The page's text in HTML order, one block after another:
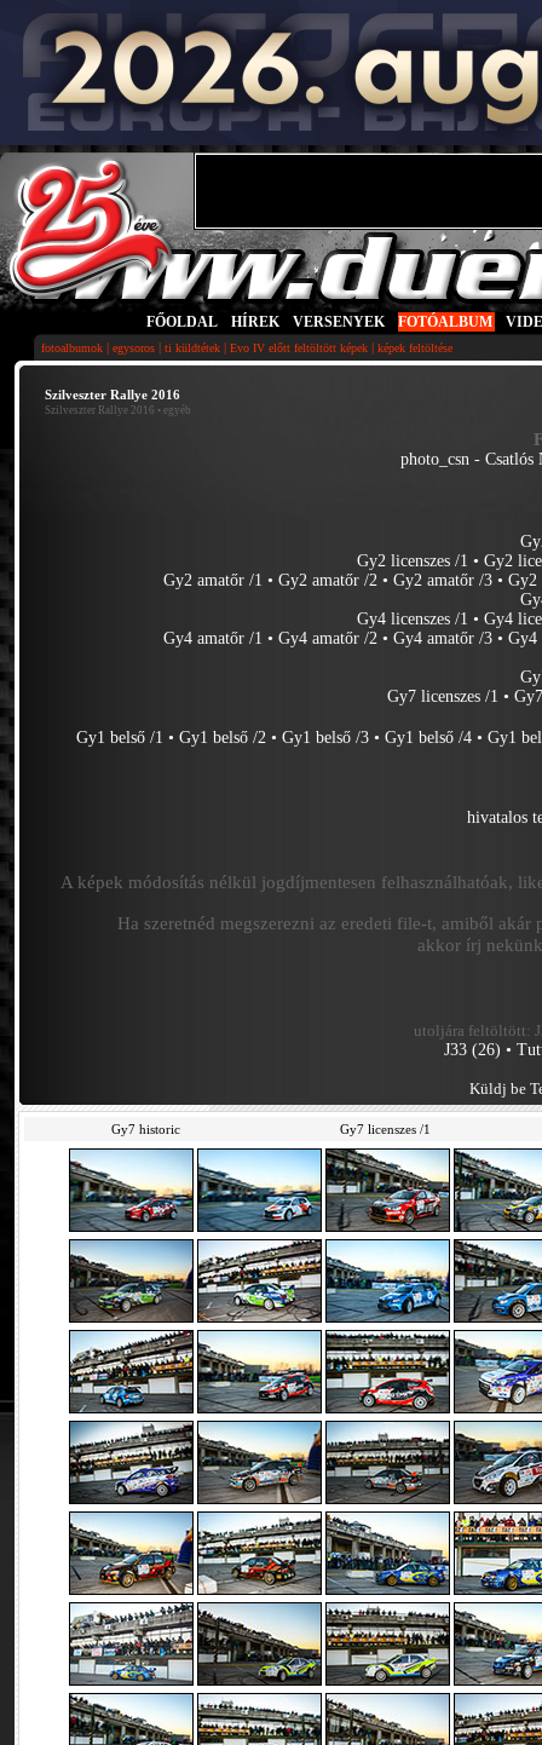
FŐOLDAL HÍREK VERSENYEK FOTÓALBUM
fotoalbumok | egysoros | ti küldtétek | Evo IV előtt feltöltött képek | képek feltöltése
Szilveszter Rallye 2016
Szilveszter Rallye 2016 • egyéb
photo_csn - Csatlós
Gy2 licenszes /1 •Gy2
Gy2 amatőr /1 •Gy2 amatőr /2 •Gy2 amatőr /3 •Gy2
Gy4 licenszes /1 •Gy4
Gy4 amatőr /1 •Gy4 amatőr /2 •Gy4 amatőr /3 •Gy4
Gy7 licenszes /1 •
Gy1 belső /1 •Gy1 belső /2 •Gy1 belső /3 •Gy1 belső /4 •Gy1
hivatalos
A képek módosítás nélkül jogdíjmentesen felhasználhatóak,
Ha szeretnéd megszerezni az eredeti file-t, amiből akár
akkor írj
utoljára feltöltött:
J33 (26) •
Küldj be
Gy7 historic Gy7 licenszes /1